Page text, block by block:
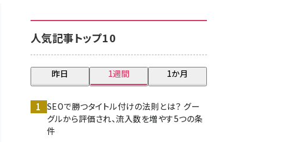
人気記事トップ10
昨日 1週間 1か月
SEOで勝つタイトル付けの法則とは？ グー
グルから評価され、流入数を増やす5つの条
件